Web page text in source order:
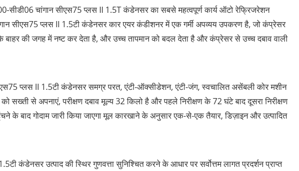
सीडी06 चांगान सीएस75 प्लस II 1.5T कंडेनसर का सबसे महत्वपूर्ण कार्य ऑटो रेफ्रिजरेशन
सीएस75 प्लस II 1.5टी कंडेनसर कार एयर कंडीशनर में एक गर्मी अपव्यय उपकरण है, जो कंप्रेसर
के बाहर की जगह में नष्ट कर देता है, और उच्च तापमान को बदल देता है और कंप्रेसर से उच्च दबाव वाली
प्लस II 1.5टी कंडेनसर समग्र परत, एंटी-ऑक्सीडेशन, एंटी-जंग, स्वचालित असेंबली कोर मशीन
सख्ती से अपनाएं, परीक्षण दबाव मूल्य 32 किलो है और पहले निरीक्षण के 72 घंटे बाद दूसरा निरीक्षण
बाद गोदाम जारी किया जाएगा मूल कारखाने के अनुसार एक-से-एक तैयार, डिज़ाइन और उत्पादित
कंडेनसर उत्पाद की स्थिर गुणवत्ता सुनिश्चित करने के आधार पर सर्वोत्तम लागत प्रदर्शन प्राप्त